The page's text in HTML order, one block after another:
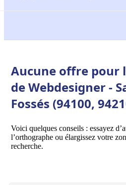
Aucune offre pour
de Webdesigner -
Fossés (94100,
Voici quelques conseils : essayez
l’orthographe ou élargissez votre
recherche.